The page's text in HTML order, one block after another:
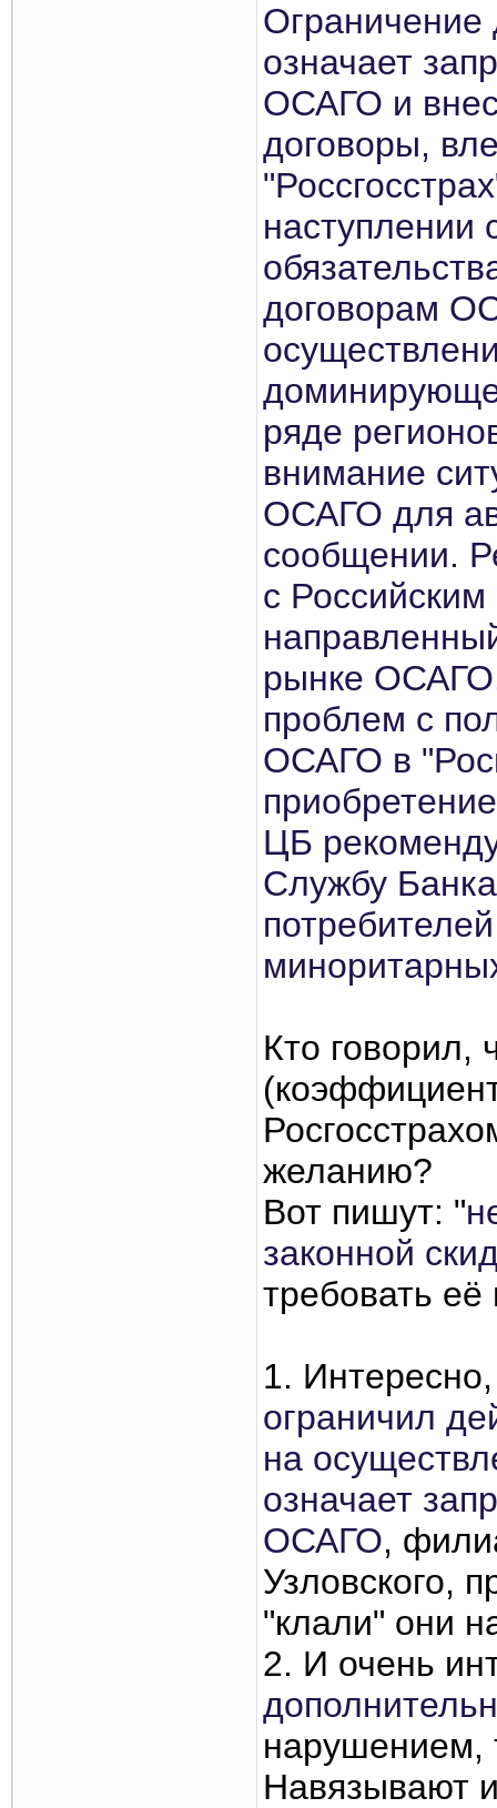
Ограничение
означает
ОСАГО и
договоры,
наступлении
договорам
ряде
внимание
ОСАГО для
сообщении.
с
рынке
проблем с
ОСАГО в
ЦБ
Службу
Кто говорил,
желанию?
Вот пишут: "
законной
требовать её
1.
ограничил
на
означает
ОСАГО,
Узловского,
"клали" они
2. И очень
нарушением,
Навязывают